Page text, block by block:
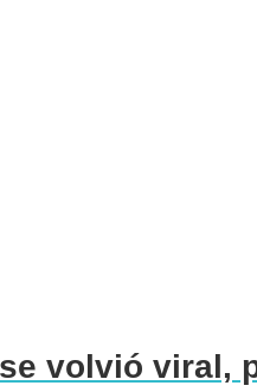
volvió viral,